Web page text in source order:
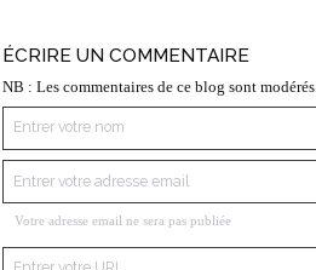
ÉCRIRE UN COMMENTAIRE
NB : Les commentaires de ce blog sont modérés.
Votre adresse email ne sera pas publiée